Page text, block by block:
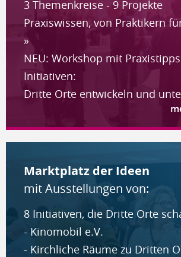
3 Themenkreise - 9 Projekte
Praxiswissen, von Praktikern
»
NEU: Workshop mit
Initiativen:
Dritte Orte entwickeln und
Markt­platz der Ideen
mit Ausstellungen von:
8 Initiativen, die Dritte Orte
- Kinomobil e.V.
- Kirchliche Räume zu Dritten